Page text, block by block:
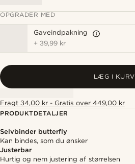
OPGRADER MED
Gaveindpakning
+ 39,99 kr
LÆG I KURV
Fragt 34,00 kr - Gratis over 449,00 kr
PRODUKTDETALJER
Selvbinder butterfly
Kan bindes, som du ønsker
Justerbar
Hurtig og nem justering af størrelsen